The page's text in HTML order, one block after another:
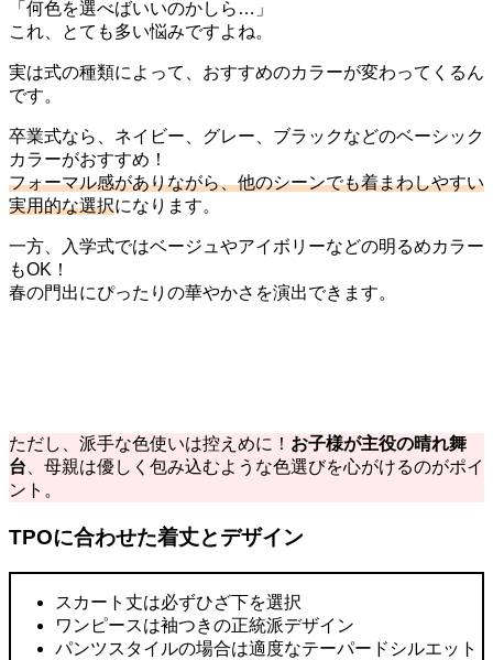
「何色を選べばいいのかしら…」
これ、とても多い悩みですよね。
実は式の種類によって、おすすめのカラーが変わってくるん
です。
卒業式なら、ネイビー、グレー、ブラックなどのベーシック
カラーがおすすめ！
フォーマル感がありながら、他のシーンでも着まわしやすい
実用的な選択になります。
一方、入学式ではベージュやアイボリーなどの明るめカラー
もOK！
春の門出にぴったりの華やかさを演出できます。
ただし、派手な色使いは控えめに！ お子様が主役の晴れ舞
台 、母親は優しく包み込むような色選びを心がけるのがポイ
ント。
TPOに合わせた着丈とデザイン
スカート丈は必ずひざ下を選択
ワンピースは袖つきの正統派デザイン
パンツスタイルの場合は適度なテーパードシルエット